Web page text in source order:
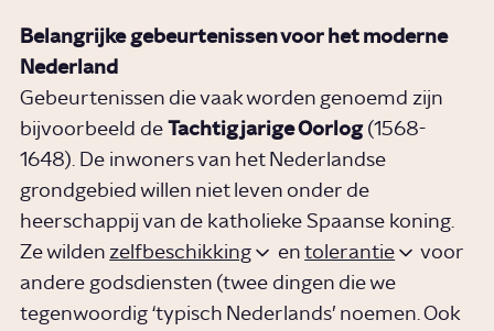
Belangrijke gebeurtenissen voor het moderne
Nederland
Gebeurtenissen die vaak worden genoemd zijn
bijvoorbeeld deTachtigjarige Oorlog(1568-
1648). De inwoners van het Nederlandse
grondgebied willen niet leven onder de
heerschappij van de katholieke Spaanse koning.
Ze wilden zelfbeschikking entolerantie
voor
andere godsdiensten (twee dingen die we
tegenwoordig ‘typisch Nederlands’ noemen. Ook